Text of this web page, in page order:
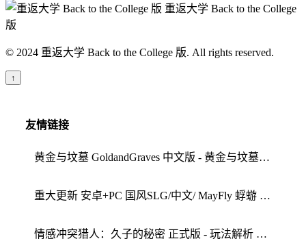
重返大学 Back to the College
版
© 2024 重返大学 Back to the College 版. All rights reserved.
↑
友情链接
黄金与坟墓 GoldandGraves 中文版 - 黄金与坟墓心得 体验评测
重大更新 安卓+PC 国风SLG/中文/ MayFly 蜉蝣 EP2 重置版 更新/3.6G - 操作指南 重大更新评测
情感冲突猎人：久子的秘密 正式版 - 玩法解析 发展路线